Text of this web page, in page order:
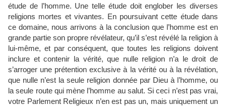
étude de l’homme. Une telle étude doit englober les diverses
religions mortes et vivantes. En poursuivant cette étude dans
ce domaine, nous arrivons à la conclusion que l’homme est en
grande partie son propre révélateur, qu’il s’est révélé la religion à
lui-même, et par conséquent, que toutes les religions doivent
inclure et contenir la vérité, que nulle religion n’a le droit de
s’arroger une prétention exclusive à la vérité ou à la révélation,
que nulle n’est la seule religion donnée par Dieu à l’homme, ou
la seule route qui mène l’homme au salut. Si ceci n’est pas vrai,
votre Parlement Religieux n’en est pas un, mais uniquement un